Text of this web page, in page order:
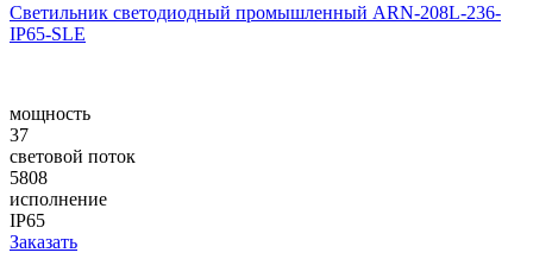
Светильник светодиодный промышленный ARN-208L-236-
IP65-SLE
мощность
37
световой поток
5808
исполнение
IP65
Заказать